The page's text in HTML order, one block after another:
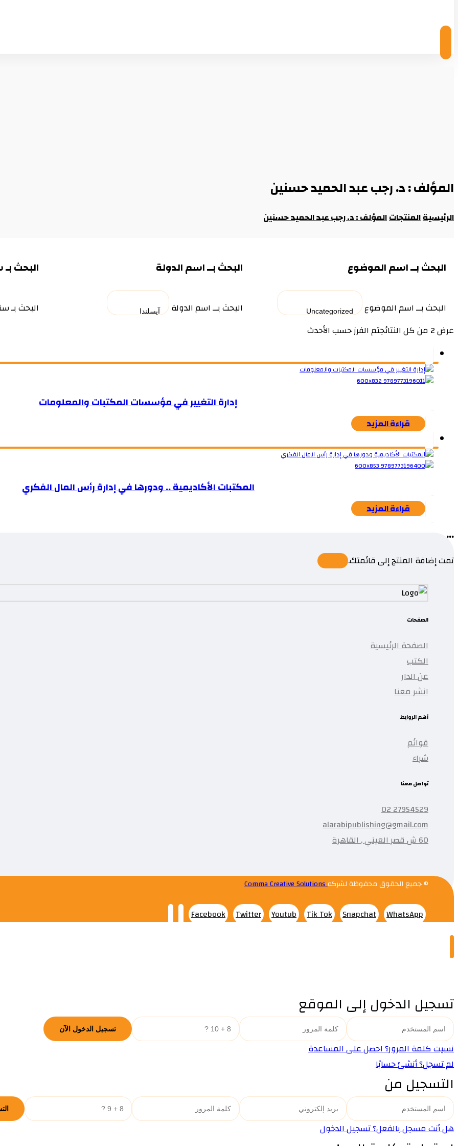
المؤلف : د. رجب عبد الحميد حسنين
الرئيسيةالمنتجاتالمؤلف : د. رجب عبد الحميد حسنين
البحث بــ اسم الموضوع
البحث بــ اسم الموضوع
البحث بــ اسم الدولة
البحث بــ اسم الدولة
البحث
البحث بـ
عرض ⁦2⁩ من كل النتائج
تم الفرز حسب الأحدث
إدارة التغيير في مؤسسات المكتبات والمعلومات
قراءة المزيد
المكتبات الأكاديمية .. ودورها في إدارة رأس المال الفكري
قراءة المزيد
...
تمت إضافة المنتج إلى قائمتك.
الصفحات
الصفحة الرئيسية
الكتب
عن الدار
انشر معنا
أهم الروابط
قوائم
شراء
تواصل معنا
27954529 02
alarabipublishing@gmail.com
60 ش قصر العيني , القاهرة
© جميع الحقوق محفوظة لشركهComma Creative Solutions
Facebook Twitter Youtub Tik Tok Snapchat WhatsApp
تسجيل الدخول إلى الموقع
نسيت كلمة المرور؟ احصل على المساعدة
لم تسجل؟ أنشئ حسابًا
التسجيل من
هل أنت مسجل بالفعل؟ تسجيل الدخول